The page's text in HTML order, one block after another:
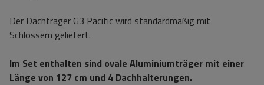
Der Dachträger G3 Pacific wird standardmäßig mit
Schlössern geliefert.
Im Set enthalten sind ovale Aluminiumträger mit einer
Länge von 127 cm und 4 Dachhalterungen.